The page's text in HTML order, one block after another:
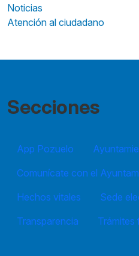
Noticias
Atención al ciudadano
Secciones
App Pozuelo
Comunícate con el
Hechos vitales
Sede
Transparencia
Trámites